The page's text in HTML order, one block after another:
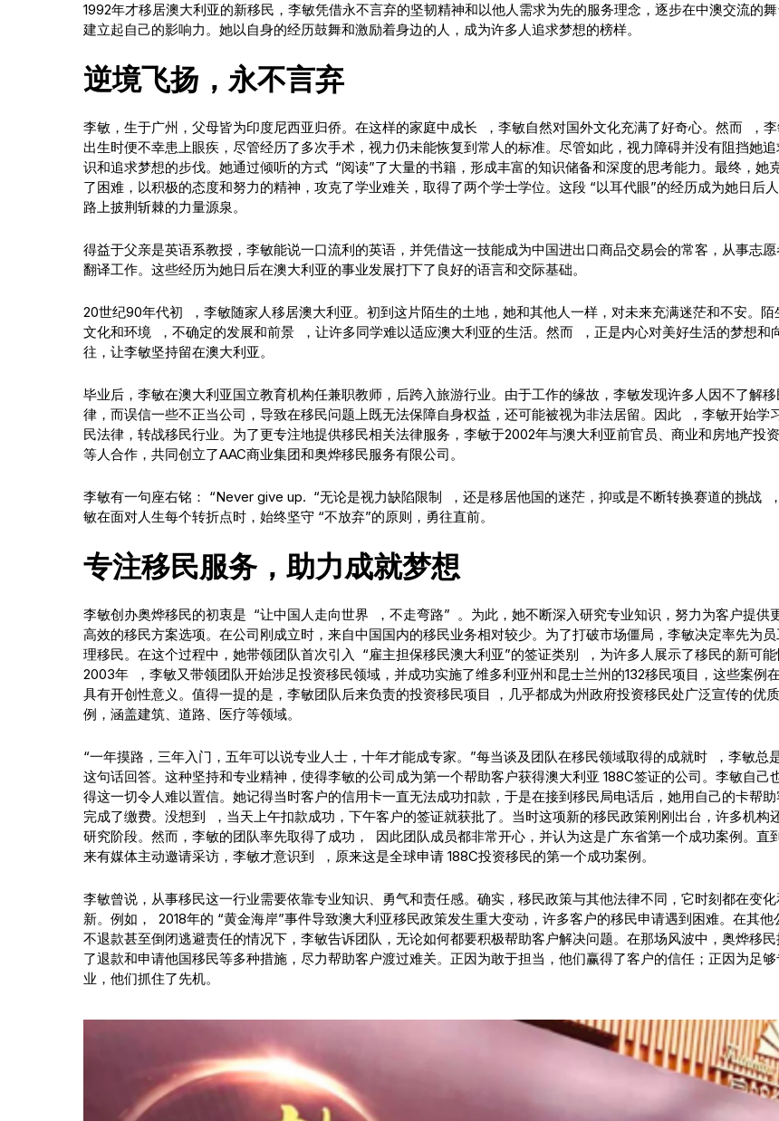
1992年才移居澳大利亚的新移民，李敏凭借永不言弃的坚韧精神和以他人需求为先的服务理念，逐步在中澳交流的
建立起自己的影响力。她以自身的经历鼓舞和激励着身边的人，成为许多人追求梦想的榜样。
逆境飞扬，永不言弃
李敏，生于广州，父母皆为印度尼西亚归侨。在这样的家庭中成长 ，李敏自然对国外文化充满了好奇心。然而 ，
出生时便不幸患上眼疾，尽管经历了多次手术，视力仍未能恢复到常人的标准。尽管如此，视力障碍并没有阻挡她追
识和追求梦想的步伐。她通过倾听的方式 “阅读”了大量的书籍，形成丰富的知识储备和深度的思考能力。最终，她
了困难，以积极的态度和努力的精神，攻克了学业难关，取得了两个学士学位。这段 “以耳代眼”的经历成为她日后
路上披荆斩棘的力量源泉。
得益于父亲是英语系教授，李敏能说一口流利的英语，并凭借这一技能成为中国进出口商品交易会的常客，从事志愿
翻译工作。这些经历为她日后在澳大利亚的事业发展打下了良好的语言和交际基础。
20世纪90年代初 ，李敏随家人移居澳大利亚。初到这片陌生的土地，她和其他人一样，对未来充满迷茫和不安。陌
文化和环境 ，不确定的发展和前景 ，让许多同学难以适应澳大利亚的生活。然而 ，正是内心对美好生活的梦想和
往，让李敏坚持留在澳大利亚。
毕业后，李敏在澳大利亚国立教育机构任兼职教师，后跨入旅游行业。由于工作的缘故，李敏发现许多人因不了解
律，而误信一些不正当公司，导致在移民问题上既无法保障自身权益，还可能被视为非法居留。因此 ，李敏开始学
民法律，转战移民行业。为了更专注地提供移民相关法律服务，李敏于2002年与澳大利亚前官员、商业和房地产投
等人合作，共同创立了AAC商业集团和奥烨移民服务有限公司。
李敏有一句座右铭： “Never give up. “无论是视力缺陷限制 ，还是移居他国的迷茫，抑或是不断转换赛道的挑战
敏在面对人生每个转折点时，始终坚守 “不放弃”的原则，勇往直前。
专注移民服务，助力成就梦想
李敏创办奥烨移民的初衷是 “让中国人走向世界 ，不走弯路” 。为此，她不断深入研究专业知识，努力为客户提供
高效的移民方案选项。在公司刚成立时，来自中国国内的移民业务相对较少。为了打破市场僵局，李敏决定率先为
理移民。在这个过程中，她带领团队首次引入 “雇主担保移民澳大利亚”的签证类别 ，为许多人展示了移民的新可能
2003年 ，李敏又带领团队开始涉足投资移民领域，并成功实施了维多利亚州和昆士兰州的132移民项目，这些案例
具有开创性意义。值得一提的是，李敏团队后来负责的投资移民项目 ，几乎都成为州政府投资移民处广泛宣传的优
例，涵盖建筑、道路、医疗等领域。
“一年摸路，三年入门，五年可以说专业人士，十年才能成专家。”每当谈及团队在移民领域取得的成就时 ，李敏总
这句话回答。这种坚持和专业精神，使得李敏的公司成为第一个帮助客户获得澳大利亚 188C签证的公司。李敏自己
得这一切令人难以置信。她记得当时客户的信用卡一直无法成功扣款，于是在接到移民局电话后，她用自己的卡帮助
完成了缴费。没想到 ，当天上午扣款成功，下午客户的签证就获批了。当时这项新的移民政策刚刚出台，许多机构
研究阶段。然而，李敏的团队率先取得了成功， 因此团队成员都非常开心，并认为这是广东省第一个成功案例。直
来有媒体主动邀请采访，李敏才意识到 ，原来这是全球申请 188C投资移民的第一个成功案例。
李敏曾说，从事移民这一行业需要依靠专业知识、勇气和责任感。确实，移民政策与其他法律不同，它时刻都在变化
新。例如， 2018年的 “黄金海岸”事件导致澳大利亚移民政策发生重大变动，许多客户的移民申请遇到困难。在其他
不退款甚至倒闭逃避责任的情况下，李敏告诉团队，无论如何都要积极帮助客户解决问题。在那场风波中，奥烨移民
了退款和申请他国移民等多种措施，尽力帮助客户渡过难关。正因为敢于担当，他们赢得了客户的信任；正因为足
业，他们抓住了先机。